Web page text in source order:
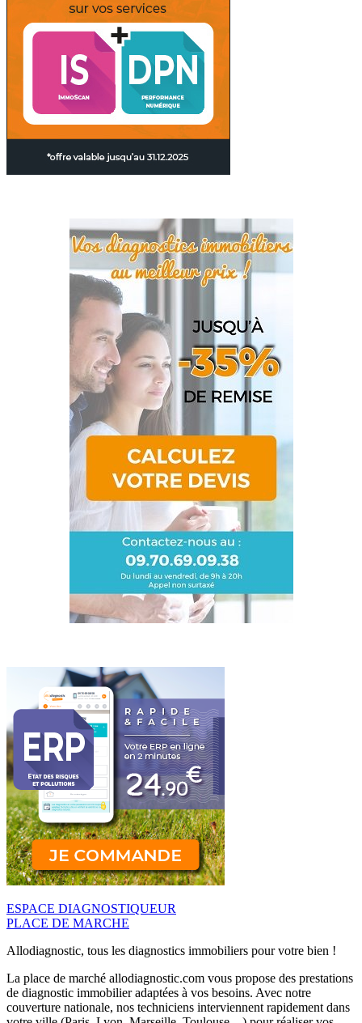
ESPACE DIAGNOSTIQUEUR
PLACE DE MARCHE
Allodiagnostic, tous les diagnostics immobiliers pour votre bien !
La place de marché allodiagnostic.com vous propose des prestations
de diagnostic immobilier adaptées à vos besoins. Avec notre
couverture nationale, nos techniciens interviennent rapidement dans